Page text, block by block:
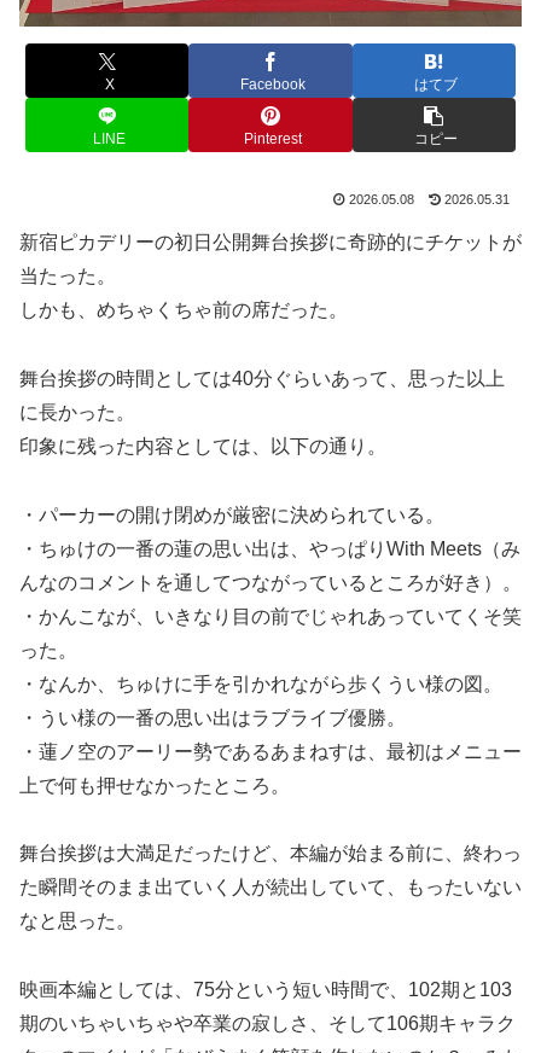
X Facebook はてブ
LINE Pinterest コピー
2026.05.08 2026.05.31
新宿ピカデリーの初日公開舞台挨拶に奇跡的にチケットが
当たった。
しかも、めちゃくちゃ前の席だった。
舞台挨拶の時間としては40分ぐらいあって、思った以上
に長かった。
印象に残った内容としては、以下の通り。
・パーカーの開け閉めが厳密に決められている。
・ちゅけの一番の蓮の思い出は、やっぱりWith Meets（み
んなのコメントを通してつながっているところが好き）。
・かんこなが、いきなり目の前でじゃれあっていてくそ笑
った。
・なんか、ちゅけに手を引かれながら歩くうい様の図。
・うい様の一番の思い出はラブライブ優勝。
・蓮ノ空のアーリー勢であるあまねすは、最初はメニュー
上で何も押せなかったところ。
舞台挨拶は大満足だったけど、本編が始まる前に、終わっ
た瞬間そのまま出ていく人が続出していて、もったいない
なと思った。
映画本編としては、75分という短い時間で、102期と103
期のいちゃいちゃや卒業の寂しさ、そして106期キャラク